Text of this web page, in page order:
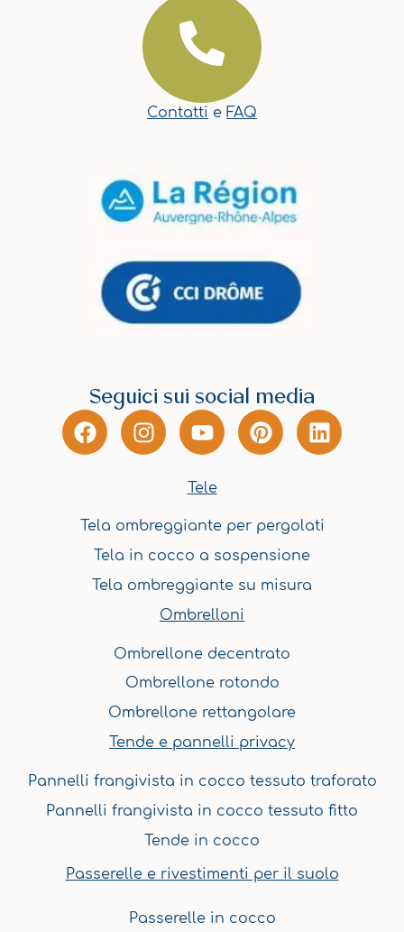
Contatti e FAQ
Seguici sui social media
F
a
o
o
k
I
n
g
r
a
Y
o
t
b
e
P
i
r
e
s
L
i
d
Tele
Tela ombreggiante per pergolati
Tela in cocco a sospensione
Tela ombreggiante su misura
Ombrelloni
Ombrellone decentrato
Ombrellone rotondo
Ombrellone rettangolare
Tende e pannelli privacy
Pannelli frangivista in cocco tessuto traforato
Pannelli frangivista in cocco tessuto fitto
Tende in cocco
Passerelle e rivestimenti per il suolo
Passerelle in cocco